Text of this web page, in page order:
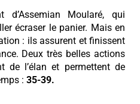
d’Assemian Moularé, qui
écraser le panier. Mais en
: ils assurent et finissent
Deux très belles actions
de l’élan et permettent de
: 35-39.